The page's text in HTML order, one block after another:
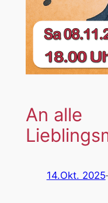
An alle
14.Okt. 2025